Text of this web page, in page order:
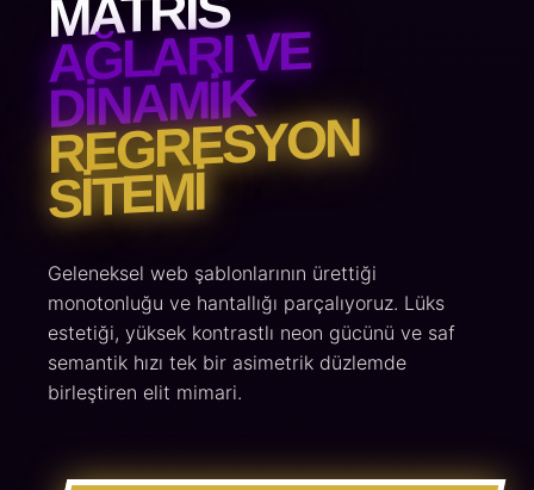
AĞLARI VE
DINAMIK
REGRESYON
SITEMI
Geleneksel web şablonlarının ürettiği
monotonluğu ve hantallığı parçalıyoruz. Lüks
estetiği, yüksek kontrastlı neon gücünü ve saf
semantik hızı tek bir asimetrik düzlemde
birleştiren elit mimari.